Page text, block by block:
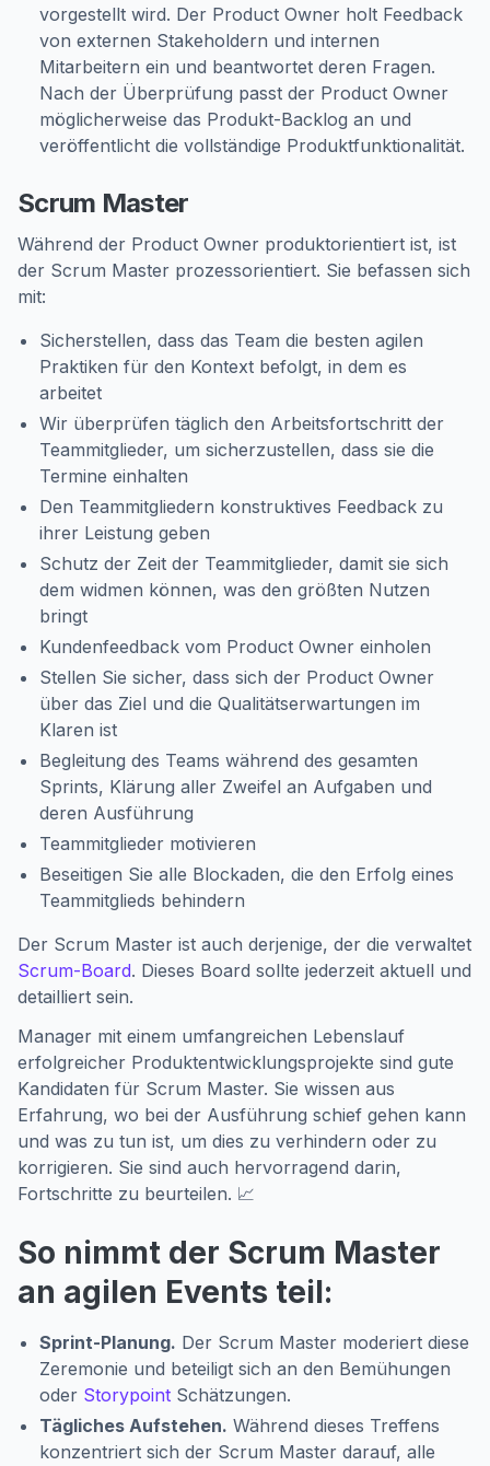
vorgestellt wird. Der Product Owner holt Feedback
von externen Stakeholdern und internen
Mitarbeitern ein und beantwortet deren Fragen.
Nach der Überprüfung passt der Product Owner
möglicherweise das Produkt-Backlog an und
veröffentlicht die vollständige Produktfunktionalität.
Scrum Master
Während der Product Owner produktorientiert ist, ist
der Scrum Master prozessorientiert. Sie befassen sich
mit:
Sicherstellen, dass das Team die besten agilen
Praktiken für den Kontext befolgt, in dem es
arbeitet
Wir überprüfen täglich den Arbeitsfortschritt der
Teammitglieder, um sicherzustellen, dass sie die
Termine einhalten
Den Teammitgliedern konstruktives Feedback zu
ihrer Leistung geben
Schutz der Zeit der Teammitglieder, damit sie sich
dem widmen können, was den größten Nutzen
bringt
Kundenfeedback vom Product Owner einholen
Stellen Sie sicher, dass sich der Product Owner
über das Ziel und die Qualitätserwartungen im
Klaren ist
Begleitung des Teams während des gesamten
Sprints, Klärung aller Zweifel an Aufgaben und
deren Ausführung
Teammitglieder motivieren
Beseitigen Sie alle Blockaden, die den Erfolg eines
Teammitglieds behindern
Der Scrum Master ist auch derjenige, der die verwaltet
Scrum-Board. Dieses Board sollte jederzeit aktuell und
detailliert sein.
Manager mit einem umfangreichen Lebenslauf
erfolgreicher Produktentwicklungsprojekte sind gute
Kandidaten für Scrum Master. Sie wissen aus
Erfahrung, wo bei der Ausführung schief gehen kann
und was zu tun ist, um dies zu verhindern oder zu
korrigieren. Sie sind auch hervorragend darin,
Fortschritte zu beurteilen. 📈
So nimmt der Scrum Master
an agilen Events teil:
Sprint-Planung. Der Scrum Master moderiert diese
Zeremonie und beteiligt sich an den Bemühungen
oder Storypoint Schätzungen.
Tägliches Aufstehen. Während dieses Treffens
konzentriert sich der Scrum Master darauf, alle